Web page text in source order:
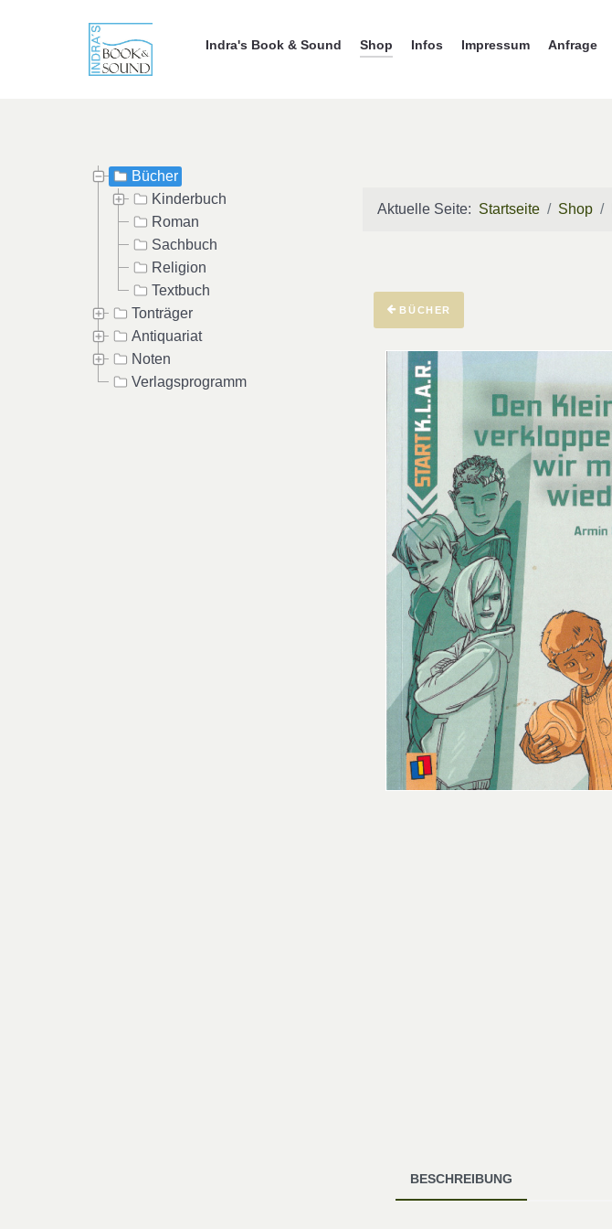
Indra's Book & Sound Shop Infos Impressum Anfrage
Bücher
Kinderbuch
Roman
Sachbuch
Religion
Textbuch
Tonträger
Antiquariat
Noten
Verlagsprogramm
Aktuelle Seite: Startseite Shop
BÜCHER
BESCHREIBUNG